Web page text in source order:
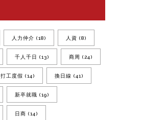
人力仲介 (18) 人資 (8)
千人千日 (13) 商周 (24)
打工度假 (14) 換日線 (41)
新卒就職 (19)
日商 (14)